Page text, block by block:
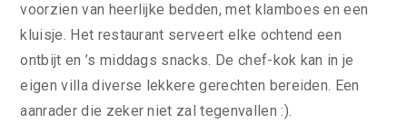
voorzien van heerlijke bedden, met klamboes en een
kluisje. Het restaurant serveert elke ochtend een
ontbijt en ’s middags snacks. De chef-kok kan in je
eigen villa diverse lekkere gerechten bereiden. Een
aanrader die zeker niet zal tegenvallen :).